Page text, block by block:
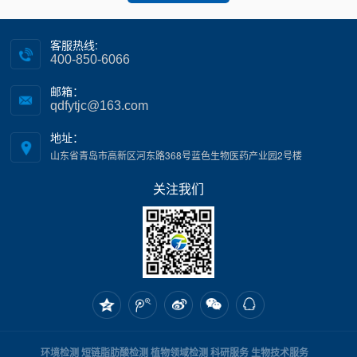
客服热线:
400-850-6066
邮箱：
qdfytjc@163.com
地址：
山东省青岛市高新区河东路368号蓝色生物医药产业园2号楼
关注我们
环境检测短链脂肪酸检测植物领域检测科研服务生物技术服务